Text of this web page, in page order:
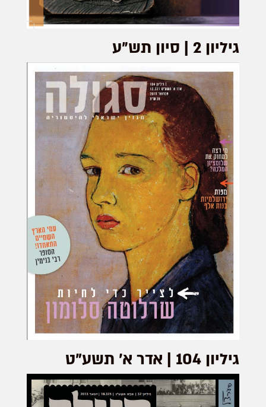
גיליון 2 | סיון תש״ע
גיליון 104 | אדר א׳ תשע"ט